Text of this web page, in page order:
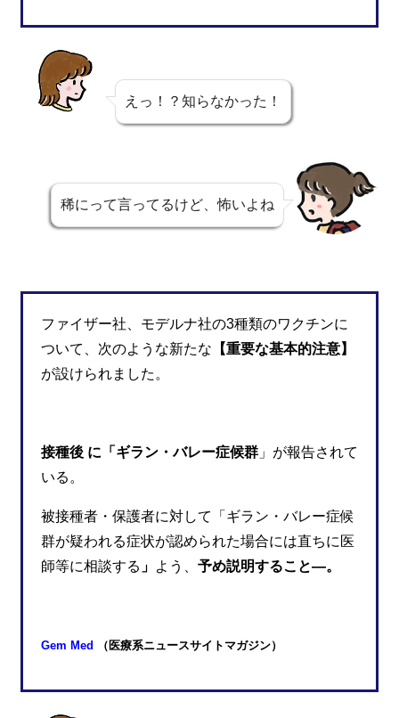
えっ！？知らなかった！
稀にって言ってるけど、怖いよね
ファイザー社、モデルナ社の3種類のワクチンに
ついて、次のような新たな 【重要な基本的注意】
が設けられました。
接種後 に「ギラン・バレー症候群 」が報告されて
いる。
被接種者・保護者に対して「ギラン・バレー症候
群が疑われる症状が認められた場合には直ちに医
師等に相談する 」 よう、 予め説明すること—。
Gem Med （医療系ニュースサイトマガジン）